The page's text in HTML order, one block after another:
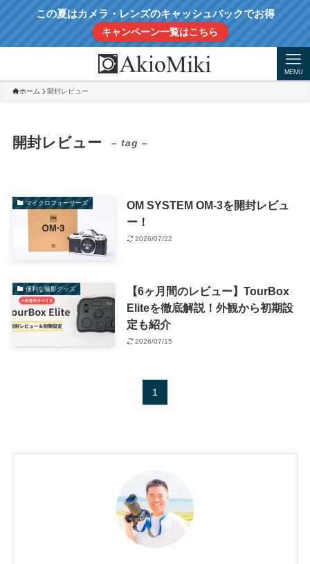
この夏はカメラ・レンズのキャッシュバックでお得
キャンペーン一覧はこちら
MENU
ホーム 開封レビュー
開封レビュー – tag –
マイクロフォーサーズ
OM SYSTEM OM-3を開封レビュ
ー！
2026/07/22
便利な撮影グッズ
【6ヶ月間のレビュー】TourBox
Eliteを徹底解説！外観から初期設
定も紹介
2026/07/15
1